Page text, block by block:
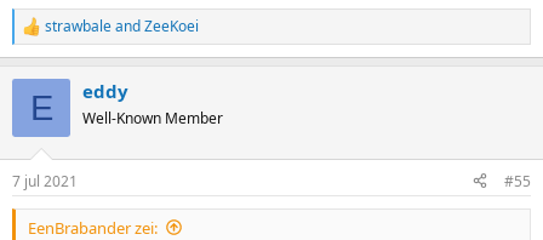
R
e
n
s
:
strawbaleandZeeKoei
E eddy
Well-Known Member
7 jul 2021 #55
EenBrabander zei: